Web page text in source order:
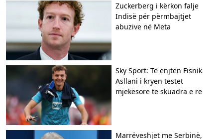
Zuckerberg i kërkon falje
Indisë për përmbajtjet
abuzive në Meta
Sky Sport: Të enjtën Fisnik
Asllani i kryen testet
mjekësore te skuadra e re
Marrëveshjet me Serbinë,